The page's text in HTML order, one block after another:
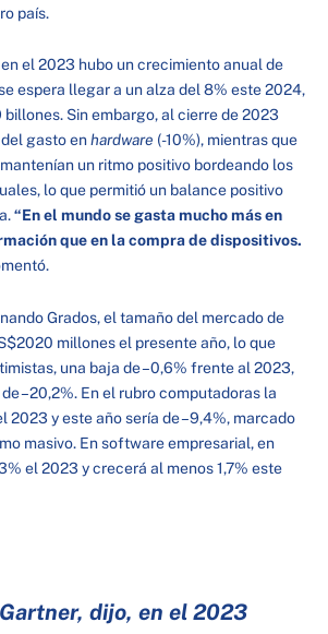
país.
en el 2023 hubo un crecimiento anual de
espera llegar a un alza del 8% este 2024,
Sin embargo, al cierre de 2023
gasto enhardware (-10%), mientras que
un ritmo positivo bordeando los
lo que permitió un balance positivo
“En el mundo se gasta mucho más en
que en la compra de dispositivos.
Grados, el tamaño del mercado de
millones el presente año, lo que
una baja de –0,6% frente al 2023,
–20,2%. En el rubro computadoras la
2023 y este año sería de –9,4%, marcado
masivo. En software empresarial, en
el 2023 y crecerá al menos 1,7% este
dijo, en el 2023